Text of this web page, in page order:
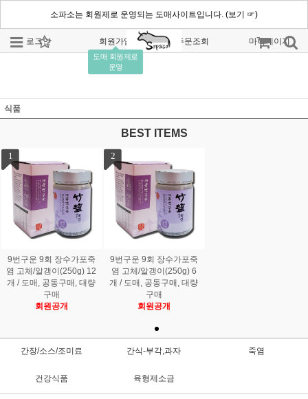
소파소는 회원제로 운영되는 도매사이트입니다. (보기 ☞)
로그인 회원가입
도매 회원제로
운영
주문조회 마이페이지
식품
BEST ITEMS
1
9번구운 9회 장수가포죽
염 고체/알갱이(250g) 12
개 / 도매, 공동구매, 대량
구매
회원공개
2
9번구운 9회 장수가포죽
염 고체/알갱이(250g) 6
개 / 도매, 공동구매, 대량
구매
회원공개
간장/소스/조미료 간식-부각,과자 죽염
건강식품 육형제소금